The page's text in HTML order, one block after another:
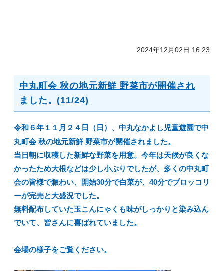
2024年12月02日 16:23
中丸町会 秋の地元新鮮 野菜市が開催され
ました。(11/24)
令和６年１１月２４日（日）、中丸なかよし児童遊園で中
丸町会 秋の地元新鮮 野菜市が開催されました。
当日朝に収穫した新鮮な野菜を用意。今年は天候が良くな
かったため大根などは少し小ぶりでしたが、多くの中丸町
会の皆様で賑わい、
開始30分で白菜が、40分でブロッコリ
ーが完売と大盛況でした。
無料配布していた玉こんにゃくも味がしっかりと染み込ん
でいて、皆さんに喜ばれていました。
会場の様子をご覧ください。